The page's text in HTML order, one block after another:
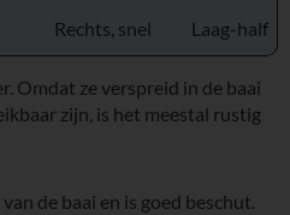
Rechts, snel Laag-half
Omdat ze verspreid in de baai
zijn, is het meestal rustig
de baai en is goed beschut.